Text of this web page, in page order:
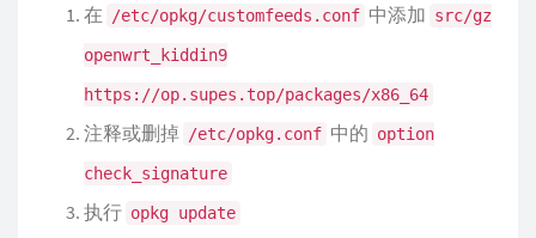
在 /etc/opkg/customfeeds.conf 中添加 src/gz
openwrt_kiddin9
https://op.supes.top/packages/x86_64
注释或删掉 /etc/opkg.conf 中的 option
check_signature
执行 opkg update